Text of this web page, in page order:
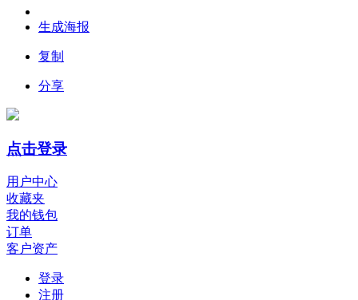
生成海报
复制
分享
点击登录
用户中心
收藏夹
我的钱包
订单
客户资产
登录
注册